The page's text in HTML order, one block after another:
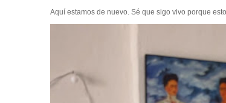
Aquí estamos de nuevo. Sé que sigo vivo porque